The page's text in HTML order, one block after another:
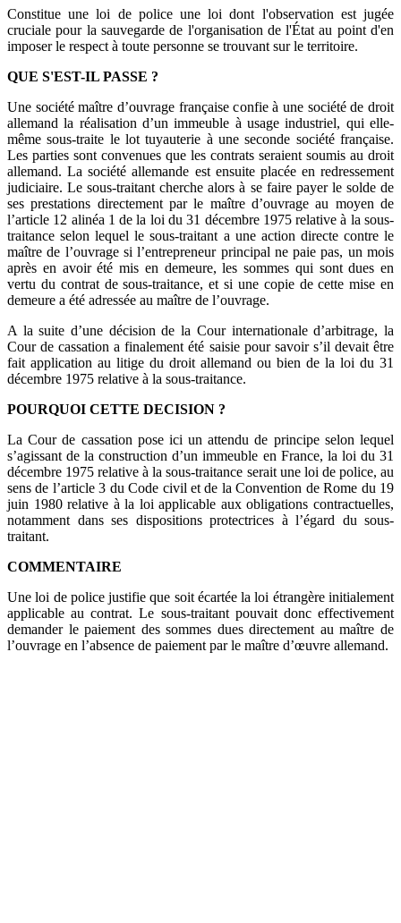
Constitue une loi de police une loi dont l'observation est jugée
cruciale pour la sauvegarde de l'organisation de l'État au point d'en
imposer le respect à toute personne se trouvant sur le territoire.
QUE S'EST-IL PASSE ?
Une société maître d’ouvrage française confie à une société de droit
allemand la réalisation d’un immeuble à usage industriel, qui elle-
même sous-traite le lot tuyauterie à une seconde société française.
Les parties sont convenues que les contrats seraient soumis au droit
allemand. La société allemande est ensuite placée en redressement
judiciaire. Le sous-traitant cherche alors à se faire payer le solde de
ses prestations directement par le maître d’ouvrage au moyen de
l’article 12 alinéa 1 de la loi du 31 décembre 1975 relative à la sous-
traitance selon lequel le sous-traitant a une action directe contre le
maître de l’ouvrage si l’entrepreneur principal ne paie pas, un mois
après en avoir été mis en demeure, les sommes qui sont dues en
vertu du contrat de sous-traitance, et si une copie de cette mise en
demeure a été adressée au maître de l’ouvrage.
A la suite d’une décision de la Cour internationale d’arbitrage, la
Cour de cassation a finalement été saisie pour savoir s’il devait être
fait application au litige du droit allemand ou bien de la loi du 31
décembre 1975 relative à la sous-traitance.
POURQUOI CETTE DECISION ?
La Cour de cassation pose ici un attendu de principe selon lequel
s’agissant de la construction d’un immeuble en France, la loi du 31
décembre 1975 relative à la sous-traitance serait une loi de police, au
sens de l’article 3 du Code civil et de la Convention de Rome du 19
juin 1980 relative à la loi applicable aux obligations contractuelles,
notamment dans ses dispositions protectrices à l’égard du sous-
traitant.
COMMENTAIRE
Une loi de police justifie que soit écartée la loi étrangère initialement
applicable au contrat. Le sous-traitant pouvait donc effectivement
demander le paiement des sommes dues directement au maître de
l’ouvrage en l’absence de paiement par le maître d’œuvre allemand.